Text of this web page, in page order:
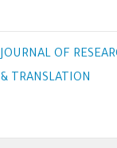
JOURNAL OF
& TRANSLATION